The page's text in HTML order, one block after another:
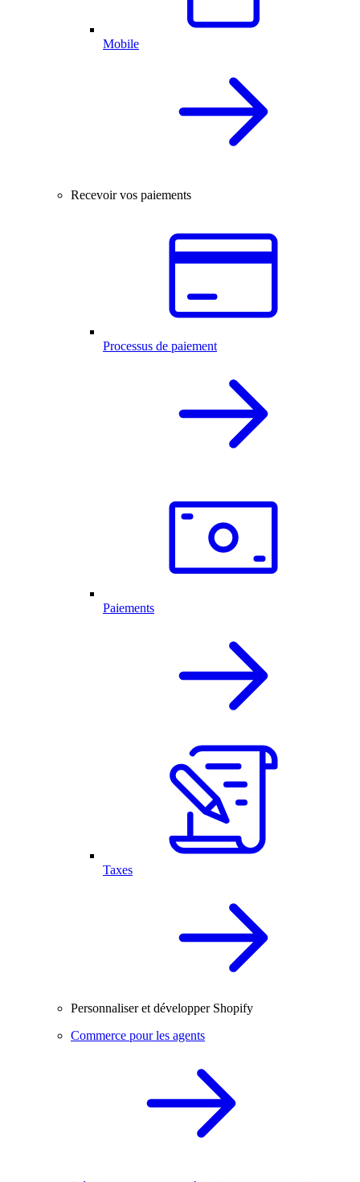
Mobile
Recevoir vos paiements
Processus de paiement
Paiements
Taxes
Personnaliser et développer Shopify
Commerce pour les agents